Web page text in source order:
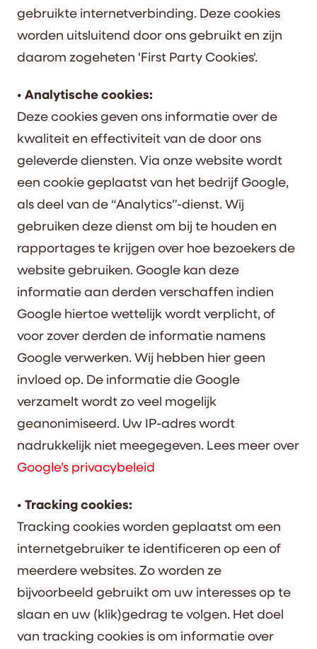
gebruikte internetverbinding. Deze cookies
worden uitsluitend door ons gebruikt en zijn
daarom zogeheten 'First Party Cookies'.
• Analytische cookies:
Deze cookies geven ons informatie over de
kwaliteit en effectiviteit van de door ons
geleverde diensten. Via onze website wordt
een cookie geplaatst van het bedrijf Google,
als deel van de “Analytics”-dienst. Wij
gebruiken deze dienst om bij te houden en
rapportages te krijgen over hoe bezoekers de
website gebruiken. Google kan deze
informatie aan derden verschaffen indien
Google hiertoe wettelijk wordt verplicht, of
voor zover derden de informatie namens
Google verwerken. Wij hebben hier geen
invloed op. De informatie die Google
verzamelt wordt zo veel mogelijk
geanonimiseerd. Uw IP-adres wordt
nadrukkelijk niet meegegeven. Lees meer over
Google’s privacybeleid
• Tracking cookies:
Tracking cookies worden geplaatst om een
internetgebruiker te identificeren op een of
meerdere websites. Zo worden ze
bijvoorbeeld gebruikt om uw interesses op te
slaan en uw (klik)gedrag te volgen. Het doel
van tracking cookies is om informatie over